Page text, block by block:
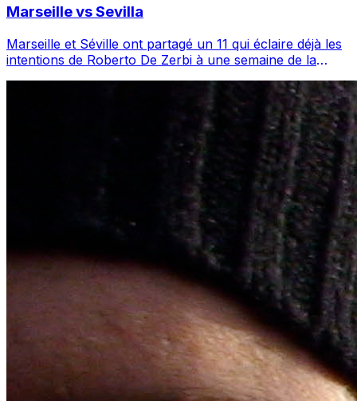
Marseille vs Sevilla
Marseille et Séville ont partagé un 11 qui éclaire déjà les
intentions de Roberto De Zerbi à une semaine de la